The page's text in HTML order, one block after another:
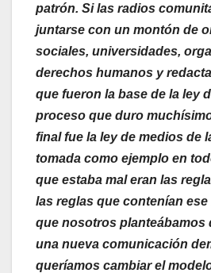
patrón. Si las radios
juntarse con un montón de
sociales, universidades,
derechos humanos y
que fueron la base de la ley
proceso que duro
final fue la ley de medios de
tomada como ejemplo en
que estaba mal eran las
las reglas que contenían
que nosotros planteábamos
una nueva comunicación
queríamos cambiar el